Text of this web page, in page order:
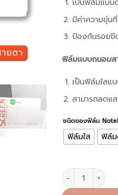
เป็นฟิล์มแบบ
มีค่าความขุ่น
ป้องกันรอยขี
ฟิล์มแบบถนอม
เป็นฟิล์มใส
สามารถลดแ
ชนิดของฟิล์ม
ฟิล์มใส ฟิล์
ฟิล์มกันรอย โน๊ค